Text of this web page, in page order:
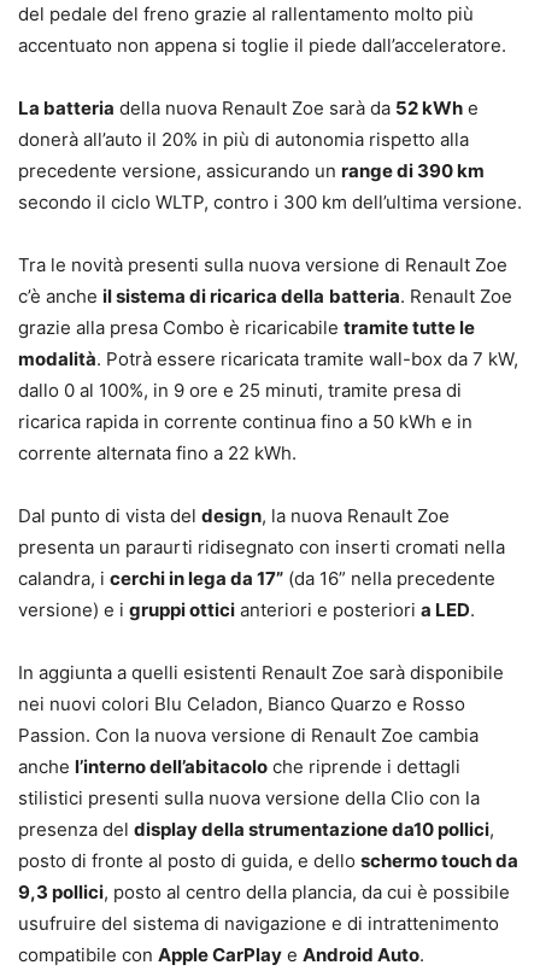
del pedale del freno grazie al rallentamento molto più
accentuato non appena si toglie il piede dall’acceleratore.
La batteria della nuova Renault Zoe sarà da 52 kWh e
donerà all’auto il 20% in più di autonomia rispetto alla
precedente versione, assicurando un range di 390 km
secondo il ciclo WLTP, contro i 300 km dell’ultima versione.
Tra le novità presenti sulla nuova versione di Renault Zoe
c’è anche il sistema di ricarica della batteria. Renault Zoe
grazie alla presa Combo è ricaricabile tramite tutte le
modalità. Potrà essere ricaricata tramite wall-box da 7 kW,
dallo 0 al 100%, in 9 ore e 25 minuti, tramite presa di
ricarica rapida in corrente continua fino a 50 kWh e in
corrente alternata fino a 22 kWh.
Dal punto di vista del design, la nuova Renault Zoe
presenta un paraurti ridisegnato con inserti cromati nella
calandra, i cerchi in lega da 17” (da 16” nella precedente
versione) e i gruppi ottici anteriori e posteriori a LED.
In aggiunta a quelli esistenti Renault Zoe sarà disponibile
nei nuovi colori Blu Celadon, Bianco Quarzo e Rosso
Passion. Con la nuova versione di Renault Zoe cambia
anche l’interno dell’abitacolo che riprende i dettagli
stilistici presenti sulla nuova versione della Clio con la
presenza del display della strumentazione da10 pollici,
posto di fronte al posto di guida, e dello schermo touch da
9,3 pollici, posto al centro della plancia, da cui è possibile
usufruire del sistema di navigazione e di intrattenimento
compatibile con Apple CarPlay e Android Auto.